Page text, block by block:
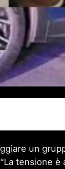
un
tensione è